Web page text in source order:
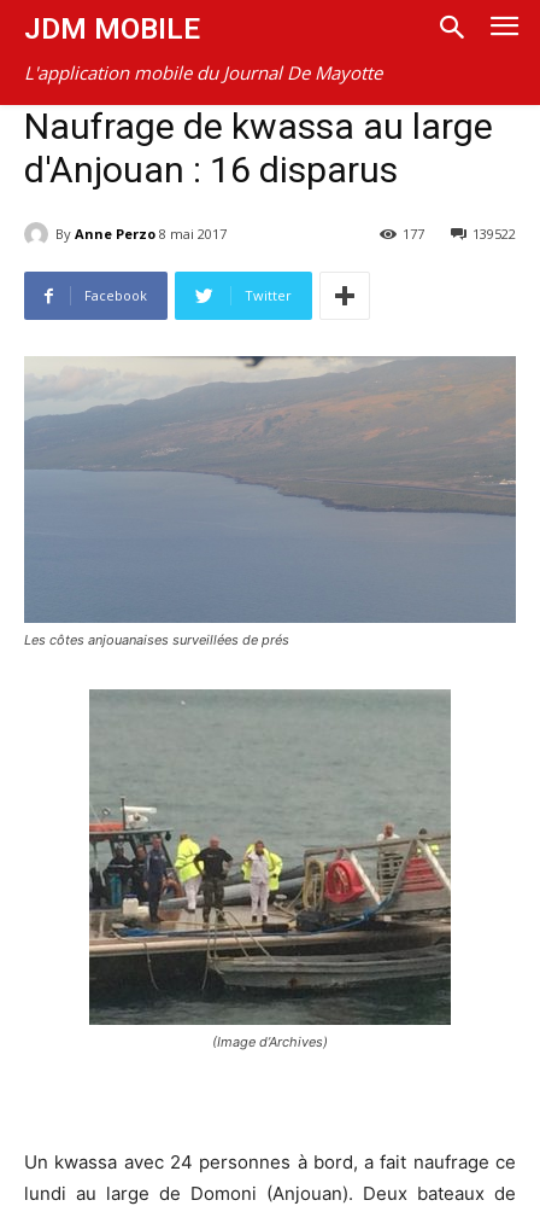
JDM MOBILE
L'application mobile du Journal De Mayotte
Naufrage de kwassa au large
d'Anjouan : 16 disparus
By Anne Perzo 8 mai 2017 139522
177
Facebook Twitter
Les côtes anjouanaises surveillées de prés
(Image d’Archives)
Un kwassa avec 24 personnes à bord, a fait naufrage ce
lundi au large de Domoni (Anjouan). Deux bateaux de